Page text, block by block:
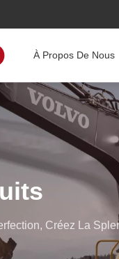
À Propos De Nous
Créez La